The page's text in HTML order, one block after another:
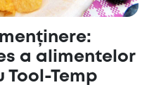
a alimentelor
Temp